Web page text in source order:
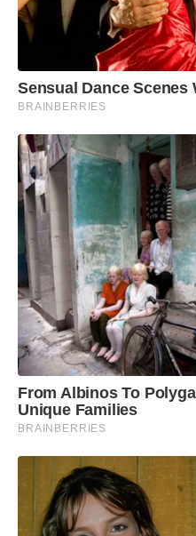
Sensual Dance Scenes
BRAINBERRIES
From Albinos To
Unique Families
BRAINBERRIES